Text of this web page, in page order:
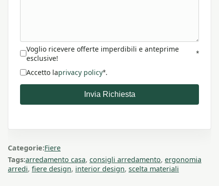
Voglio ricevere offerte imperdibili e anteprime
esclusive!
*
Accetto laprivacy policy*.
Invia Richiesta
Categorie:Fiere
Tags:arredamento casa, consigli arredamento, ergonomia
arredi, fiere design, interior design, scelta materiali